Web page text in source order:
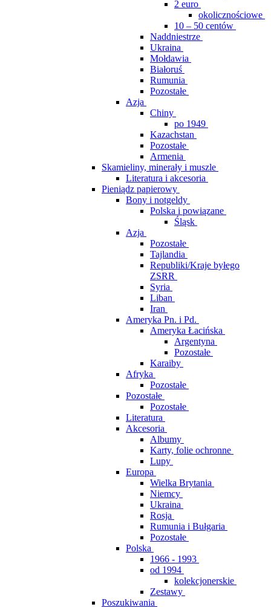
2 euro
okolicznościowe
10 – 50 centów
Naddniestrze
Ukraina
Mołdawia
Białoruś
Rumunia
Pozostałe
Azja
Chiny
po 1949
Kazachstan
Pozostałe
Armenia
Skamieliny, minerały i muszle
Literatura i akcesoria
Pieniądz papierowy
Bony i notgeldy
Polska i powiązane
Śląsk
Azja
Pozostałe
Tajlandia
Republiki/Kraje byłego
ZSRR
Syria
Liban
Iran
Ameryka Pn. i Pd.
Ameryka Łacińska
Argentyna
Pozostałe
Karaiby
Afryka
Pozostałe
Pozostałe
Pozostałe
Literatura
Akcesoria
Albumy
Karty, folie ochronne
Lupy
Europa
Wielka Brytania
Niemcy
Ukraina
Rosja
Rumunia i Bułgaria
Pozostałe
Polska
1966 - 1993
od 1994
kolekcjonerskie
Zestawy
Poszukiwania